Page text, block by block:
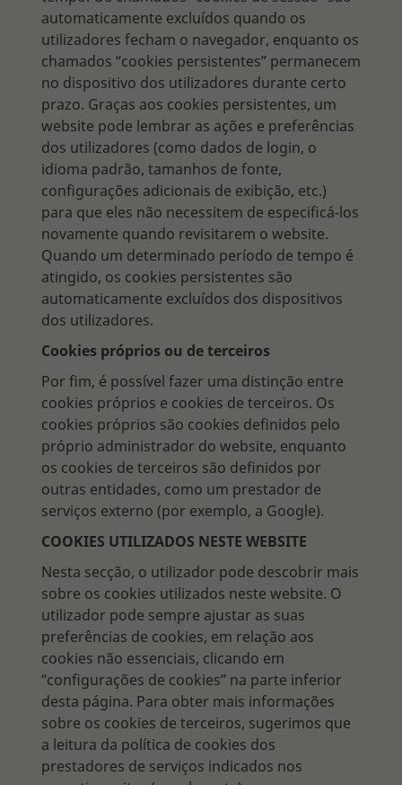
automaticamente excluídos quando os
utilizadores fecham o navegador, enquanto os
chamados “cookies persistentes” permanecem
no dispositivo dos utilizadores durante certo
prazo. Graças aos cookies persistentes, um
website pode lembrar as ações e preferências
dos utilizadores (como dados de login, o
idioma padrão, tamanhos de fonte,
configurações adicionais de exibição, etc.)
para que eles não necessitem de especificá-los
novamente quando revisitarem o website.
Quando um determinado período de tempo é
atingido, os cookies persistentes são
automaticamente excluídos dos dispositivos
dos utilizadores.
Cookies próprios ou de terceiros
Por fim, é possível fazer uma distinção entre
cookies próprios e cookies de terceiros. Os
cookies próprios são cookies definidos pelo
próprio administrador do website, enquanto
os cookies de terceiros são definidos por
outras entidades, como um prestador de
serviços externo (por exemplo, a Google).
COOKIES UTILIZADOS NESTE WEBSITE
Nesta secção, o utilizador pode descobrir mais
sobre os cookies utilizados neste website. O
utilizador pode sempre ajustar as suas
preferências de cookies, em relação aos
cookies não essenciais, clicando em
“configurações de cookies” na parte inferior
desta página. Para obter mais informações
sobre os cookies de terceiros, sugerimos que
a leitura da política de cookies dos
prestadores de serviços indicados nos